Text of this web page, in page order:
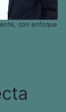
con enfoque